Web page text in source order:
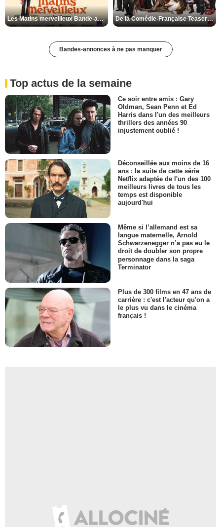
Les Matins merveilleux Bande-annonce VF De la Comédie-Française Teaser VF
Bandes-annonces à ne pas manquer
Top actus de la semaine
Ce soir entre amis : Gary
Oldman, Sean Penn et Ed
Harris dans l'un des meilleurs
thrillers des années 90
injustement oublié !
Déconseillée aux moins de 16
ans : la suite de cette série
Netflix adaptée de l'un des 100
meilleurs livres de tous les
temps est disponible
aujourd'hui
Même si l’allemand est sa
langue maternelle, Arnold
Schwarzenegger n’a pas eu le
droit de doubler son propre
personnage dans la saga
Terminator
Plus de 300 films en 47 ans de
carrière : c'est l'acteur qu'on a
le plus vu dans le cinéma
français !